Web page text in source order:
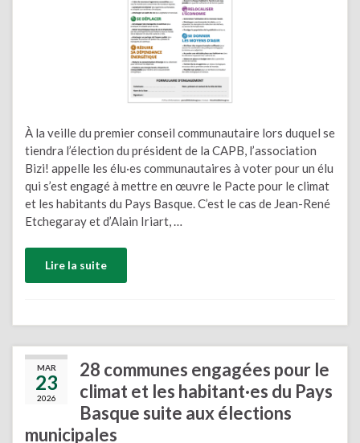
À la veille du premier conseil communautaire lors duquel se
tiendra l’élection du président de la CAPB, l’association
Bizi! appelle les élu·es communautaires à voter pour un élu
qui s’est engagé à mettre en œuvre le Pacte pour le climat
et les habitants du Pays Basque. C’est le cas de Jean-René
Etchegaray et d’Alain Iriart, …
Lire la suite
MAR
23
2026
28 communes engagées pour le
climat et les habitant·es du Pays
Basque suite aux élections
municipales